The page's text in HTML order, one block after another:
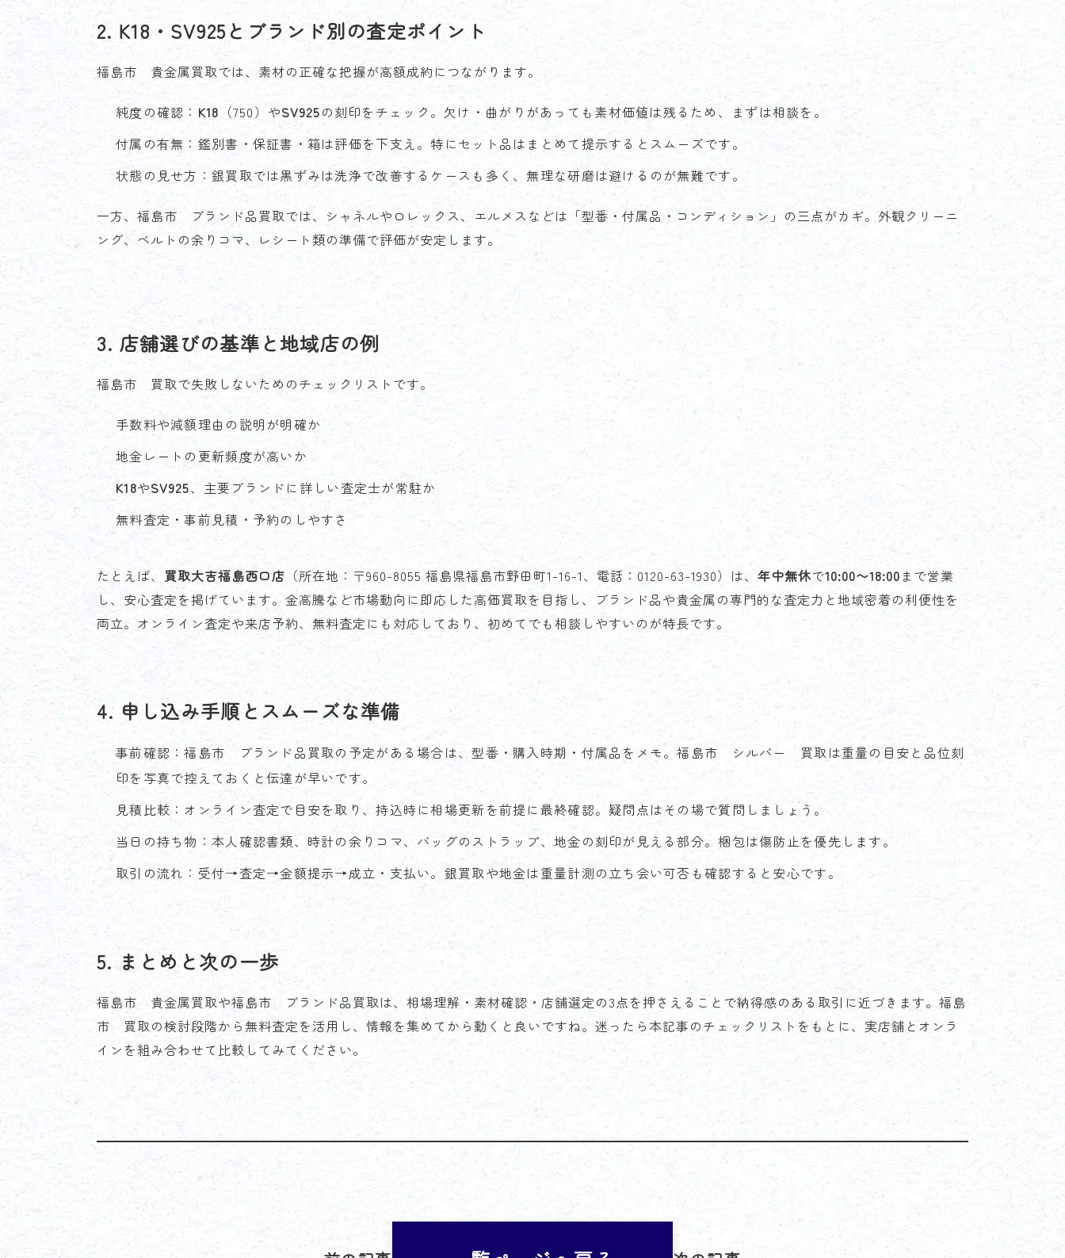
2. K18・SV925とブランド別の査定ポイント
福島市 貴金属買取では、素材の正確な把握が高額成約につながります。
純度の確認： K18 （750）やSV925の刻印をチェック。欠け・曲がりがあっても素材価値は残るため、まずは相談を。
付属の有無：鑑別書・保証書・箱は評価を下支え。特にセット品はまとめて提示するとスムーズです。
状態の見せ方：銀買取では黒ずみは洗浄で改善するケースも多く、無理な研磨は避けるのが無難です。
一方、福島市 ブランド品買取では、シャネルやロレックス、エルメスなどは「型番・付属品・コンディション」の三点がカギ。外観クリーニ
ング、ベルトの余りコマ、レシート類の準備で評価が安定します。
3. 店舗選びの基準と地域店の例
福島市 買取で失敗しないためのチェックリストです。
手数料や減額理由の説明が明確か
地金レートの更新頻度が高いか
K18やSV925、主要ブランドに詳しい査定士が常駐か
無料査定・事前見積・予約のしやすさ
たとえば、 買取大吉福島西口店 （所在地：〒960-8055 福島県福島市野田町1-16-1、電話：0120-63-1930）は、 年中無休で10:00〜18:00 まで営業
し、安心査定を掲げています。金高騰など市場動向に即応した高価買取を目指し、ブランド品や貴金属の専門的な査定力と地域密着の利便性を
両立。オンライン査定や来店予約、無料査定にも対応しており、初めてでも相談しやすいのが特長です。
4. 申し込み手順とスムーズな準備
事前確認：福島市 ブランド品買取の予定がある場合は、型番・購入時期・付属品をメモ。福島市 シルバー 買取は重量の目安と品位刻
印を写真で控えておくと伝達が早いです。
見積比較：オンライン査定で目安を取り、持込時に相場更新を前提に最終確認。疑問点はその場で質問しましょう。
当日の持ち物：本人確認書類、時計の余りコマ、バッグのストラップ、地金の刻印が見える部分。梱包は傷防止を優先します。
取引の流れ：受付→査定→金額提示→成立・支払い。銀買取や地金は重量計測の立ち会い可否も確認すると安心です。
5. まとめと次の一歩
福島市 貴金属買取や福島市 ブランド品買取は、相場理解・素材確認・店舗選定の3点を押さえることで納得感のある取引に近づきます。福島
市 買取の検討段階から無料査定を活用し、情報を集めてから動くと良いですね。迷ったら本記事のチェックリストをもとに、実店舗とオンラ
インを組み合わせて比較してみてください。